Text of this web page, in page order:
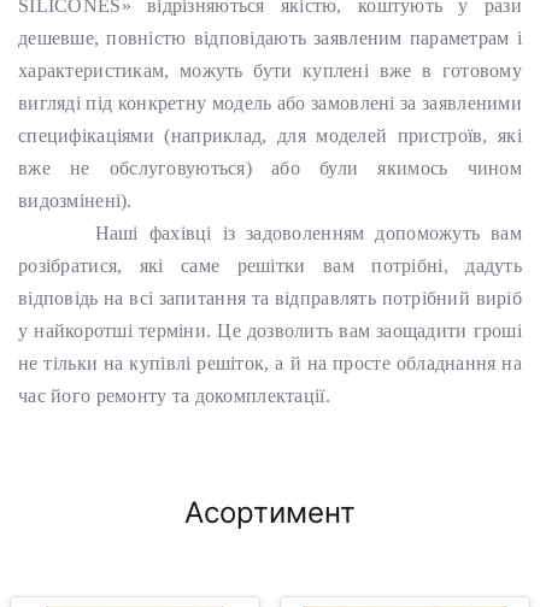
SILICONES» відрізняються якістю, коштують у рази
дешевше, повністю відповідають заявленим параметрам і
характеристикам, можуть бути куплені вже в готовому
вигляді під конкретну модель або замовлені за заявленими
специфікаціями (наприклад, для моделей пристроїв, які
вже не обслуговуються) або були якимось чином
видозмінені).
Наші фахівці із задоволенням допоможуть вам
розібратися, які саме решітки вам потрібні, дадуть
відповідь на всі запитання та відправлять потрібний виріб
у найкоротші терміни. Це дозволить вам заощадити гроші
не тільки на купівлі решіток, а й на просте обладнання на
час його ремонту та докомплектації.
Асортимент